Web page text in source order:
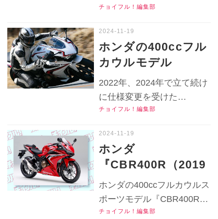
や各部装備はどうだ
ル！中古バイク選び
の参考書】
『CBR400RR』。スタイリ
された2019年モデル。その
足つき性やライディングポ
ジション、各部装備やディ
テールを紹介します！
▶▶▶『チョイフル！』の
ら！
チョイフル！編集部
ホンダの400ccフル
カウルモデル
『CBR400R』は
2019年仕様も扱い易
いスポーツバイク！
方、当時のインプレ
＆評価をどうぞ！
【チョイフル！中古
バイク選びの参考
書】
2022年、2024年で立て続け
に仕様変更を受けた
『CBR400R』。中古車を狙
プレは必見⁉ 2019年モデル
は登場時どう評価されてい
た？▶▶▶『チョイフ
ル！』の公式Ｘ（旧
Twitter）はこちら！
チョイフル！編集部
ホンダ
『CBR400R（2019
～2021）』の中古車
価格や相場はいく
ら？ 2019年モデル
ホンダの400ccフルカウルス
ポーツモデル『CBR400R』
の中古車はいくらで買え
チョイフル！編集部